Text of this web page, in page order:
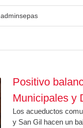
adminsepas
Positivo
Municipales y
Los acueductos
y San Gil hacen un